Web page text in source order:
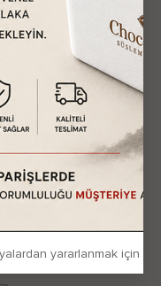
Ağaoğlu 212 My
yararlanmak için